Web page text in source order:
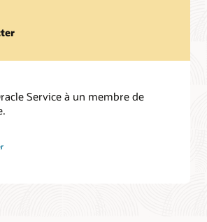
Service à un membre de